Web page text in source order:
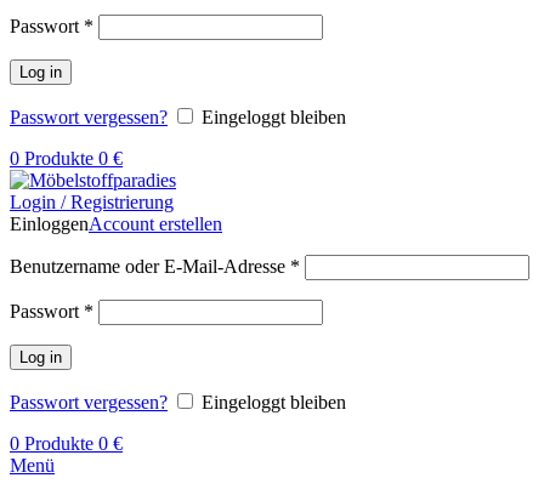
Passwort *
Log in
Passwort vergessen?
Eingeloggt bleiben
0 Produkte 0 €
Login / Registrierung
EinloggenAccount erstellen
Benutzername oder E-Mail-Adresse *
Passwort *
Log in
Passwort vergessen?
Eingeloggt bleiben
0 Produkte 0 €
Menü